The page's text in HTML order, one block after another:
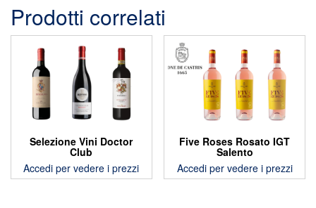
Prodotti correlati
Selezione Vini Doctor
Club
Accedi per vedere i prezzi
Five Roses Rosato IGT
Salento
Accedi per vedere i prezzi